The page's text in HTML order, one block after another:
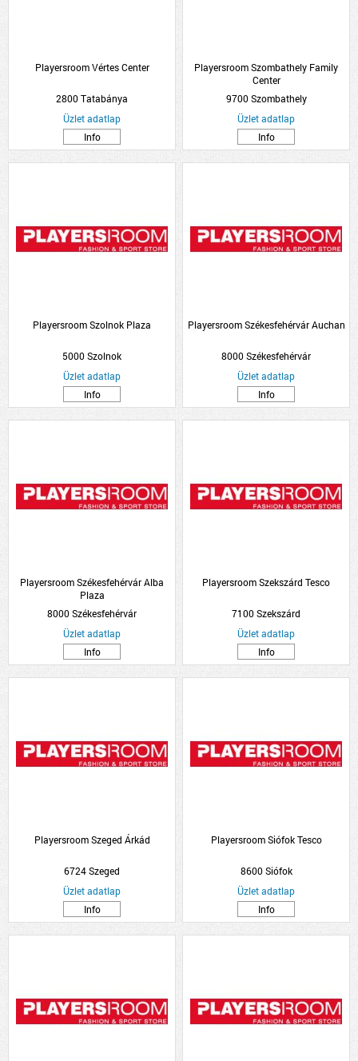
Playersroom Vértes Center
2800 Tatabánya
Üzlet adatlap
Info
Playersroom Szombathely Family
Center
9700 Szombathely
Üzlet adatlap
Info
Playersroom Szolnok Plaza
5000 Szolnok
Üzlet adatlap
Info
Playersroom Székesfehérvár Auchan
8000 Székesfehérvár
Üzlet adatlap
Info
Playersroom Székesfehérvár Alba
Plaza
8000 Székesfehérvár
Üzlet adatlap
Info
Playersroom Szekszárd Tesco
7100 Szekszárd
Üzlet adatlap
Info
Playersroom Szeged Árkád
6724 Szeged
Üzlet adatlap
Info
Playersroom Siófok Tesco
8600 Siófok
Üzlet adatlap
Info